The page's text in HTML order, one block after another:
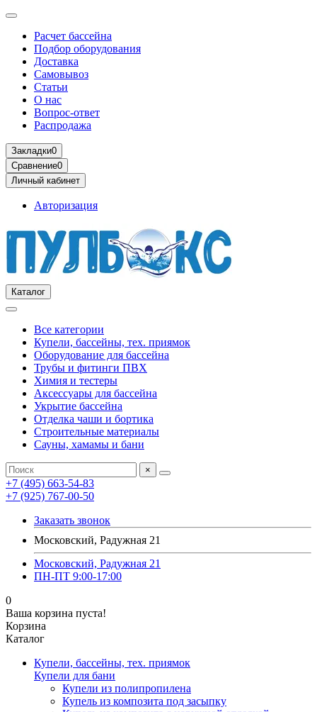
Расчет бассейна
Подбор оборудования
Доставка
Самовывоз
Статьи
О нас
Вопрос-ответ
Распродажа
Закладки0
Сравнение0
Личный кабинет
Авторизация
Каталог
Все категории
Купели, бассейны, тех. приямок
Оборудование для бассейна
Трубы и фитинги ПВХ
Химия и тестеры
Аксессуары для бассейна
Укрытие бассейна
Отделка чаши и бортика
Строительные материалы
Сауны, хамамы и бани
×
+7 (495) 663-54-83
+7 (925) 767-00-50
Заказать звонок
Московский, Радужная 21
Московский, Радужная 21
ПН-ПТ 9:00-17:00
0
Ваша корзина пуста!
Корзина
Каталог
Купели, бассейны, тех. приямок
Купели для бани
Купели из полипропилена
Купель из композита под засыпку